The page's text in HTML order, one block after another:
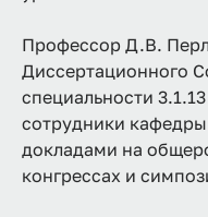
Профессор Д.В.
Диссертационного
специальности
сотрудники
докладами на
конгрессах и